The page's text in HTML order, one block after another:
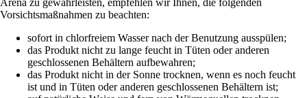
Arena zu gewährleisten, empfehlen wir Ihnen, die folgenden
Vorsichtsmaßnahmen zu beachten:
sofort in chlorfreiem Wasser nach der Benutzung ausspülen;
das Produkt nicht zu lange feucht in Tüten oder anderen
geschlossenen Behältern aufbewahren;
das Produkt nicht in der Sonne trocknen, wenn es noch feucht
ist und in Tüten oder anderen geschlossenen Behältern ist;